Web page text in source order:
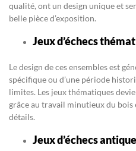
qualité, ont un design unique et
belle pièce d’exposition.
Jeux d’échecs
Le design de ces ensembles est
spécifique ou d’une période
limites. Les jeux thématiques
grâce au travail minutieux du bois
détails.
Jeux d’échecs